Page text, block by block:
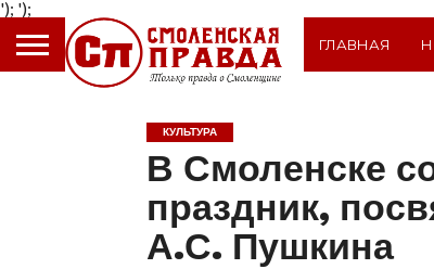
');
ГЛАВНАЯ
КУЛЬТУРА
В Смоленске
праздник,
А.С. Пушкина
');